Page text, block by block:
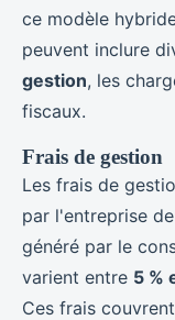
ce modèle
peuvent inclure
gestion, les
fiscaux.
Frais de gestion
Les frais de
par l'entreprise
généré par le
varient entre 5 %
Ces frais